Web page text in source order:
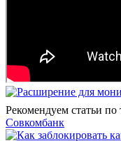
Рекомендуем статьи по
Совкомбанк